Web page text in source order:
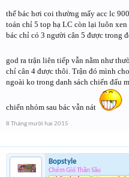
thế bác hơi coi thường mấy acc lc
toán chỉ 5 top hạ LC còn lại luôn
bác chỉ có 3 người cân 5 được trong
god ra trận liên tiếp vẫn nằm như
chỉ cân 4 được thôi. Trận đó mình
ngoài ko trong danh sách chiến đấu
chiến nhóm sau bác vẫn nát
8 Tháng mười hai 2015
Bopstyle
Chém Gió Thần Sầu